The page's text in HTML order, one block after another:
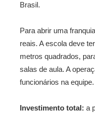
Brasil.
Para abrir uma
reais. A escola deve
metros quadrados,
salas de aula. A
funcionários na equipe.
Investimento total: a